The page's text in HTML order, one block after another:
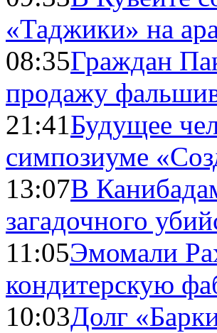
«Таджики» на
08:35Граждан
продажу
21:41Будущее
симпозиуме
13:07В
загадочного
11:05Эмомали
кондитерскую
10:03Долг